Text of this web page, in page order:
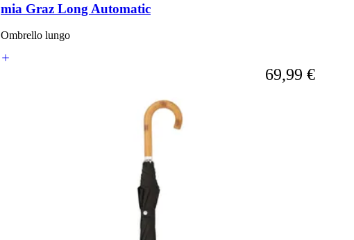
mia Graz Long Automatic
Ombrello lungo
A partire da
69,99 €